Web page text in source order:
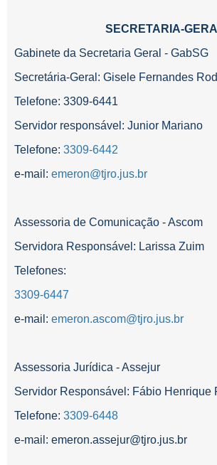
SECRETARIA-
Gabinete da Secretaria Geral - GabSG
Secretária-Geral: Gisele Fernandes
Telefone: 3309-6441
Servidor responsável: Junior Mariano
Telefone: 3309-6442
e-mail: emeron@tjro.jus.br
Assessoria de Comunicação - Ascom
Servidora Responsável: Larissa Zuim
Telefones:
3309-6447
e-mail: emeron.ascom@tjro.jus.br
Assessoria Jurídica - Assejur
Servidor Responsável: Fábio Henrique
Telefone: 3309-6448
e-mail: emeron.assejur@tjro.jus.br